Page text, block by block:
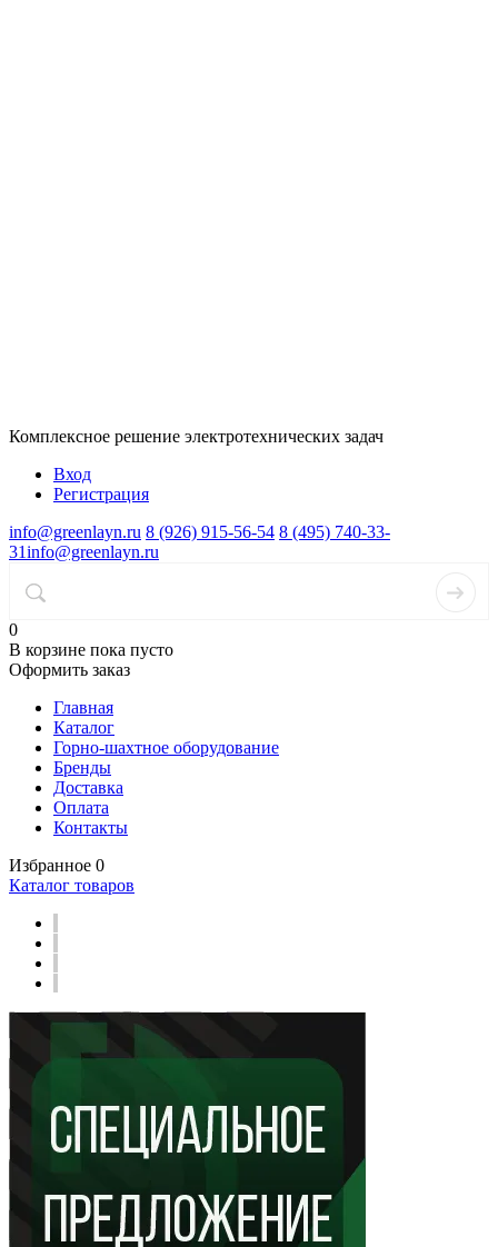
Комплексное решение электротехнических задач
Вход
Регистрация
info@greenlayn.ru 8 (926) 915-56-54 8 (495) 740-33-
31info@greenlayn.ru
0
В корзине пока пусто
Оформить заказ
Главная
Каталог
Горно-шахтное оборудование
Бренды
Доставка
Оплата
Контакты
Избранное 0
Каталог товаров